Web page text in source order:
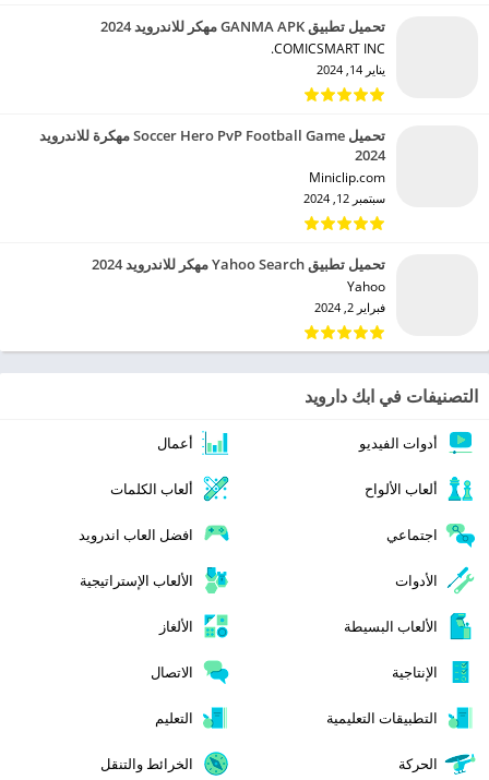
تحميل تطبيق GANMA APK مهكر للاندرويد 2024
COMICSMART INC.‏
يناير 14, 2024
تحميل Soccer Hero PvP Football Game مهكرة للاندرويد
2024
Miniclip.com‏
سبتمبر 12, 2024
تحميل تطبيق Yahoo Search مهكر للاندرويد 2024
Yahoo‏
فبراير 2, 2024
التصنيفات في ابك دارويد
أدوات الفيديو أعمال
ألعاب الألواح ألعاب الكلمات
اجتماعي افضل العاب اندرويد
الأدوات الألعاب الإستراتيجية
الألعاب البسيطة الألغاز
الإنتاجية الاتصال
التطبيقات التعليمية التعليم
الحركة الخرائط والتنقل